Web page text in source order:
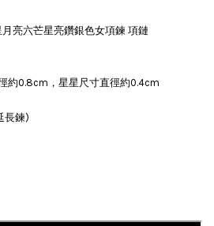
亮六芒星亮鑽銀色女項鍊 項鏈
約0.8cm，星星尺寸直徑約0.4cm
長鍊)